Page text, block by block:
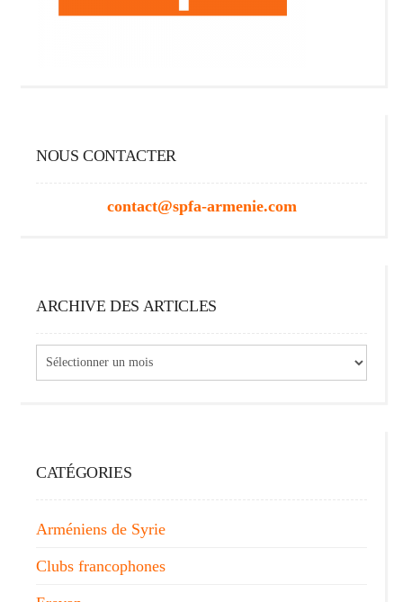
NOUS CONTACTER
contact@spfa-armenie.com
ARCHIVE DES ARTICLES
des
CATÉGORIES
Arméniens de Syrie
Clubs francophones